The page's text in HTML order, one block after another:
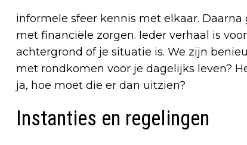
informele sfeer kennis met elkaar.
met financiële zorgen. Ieder verhaal is
achtergrond of je situatie is. We zijn
met rondkomen voor je dagelijks leven?
ja, hoe moet die er dan uitzien?
Instanties en regelingen